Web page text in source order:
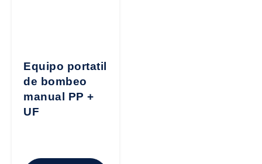
Equipo portatil
de bombeo
manual PP +
UF